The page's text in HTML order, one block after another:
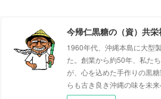
今帰仁黒糖の（資）共栄
1960年代、沖縄本島に大型
た。創業から約50年、私た
が、心を込めた手作りの黒
らも古き良き沖縄の味を未来